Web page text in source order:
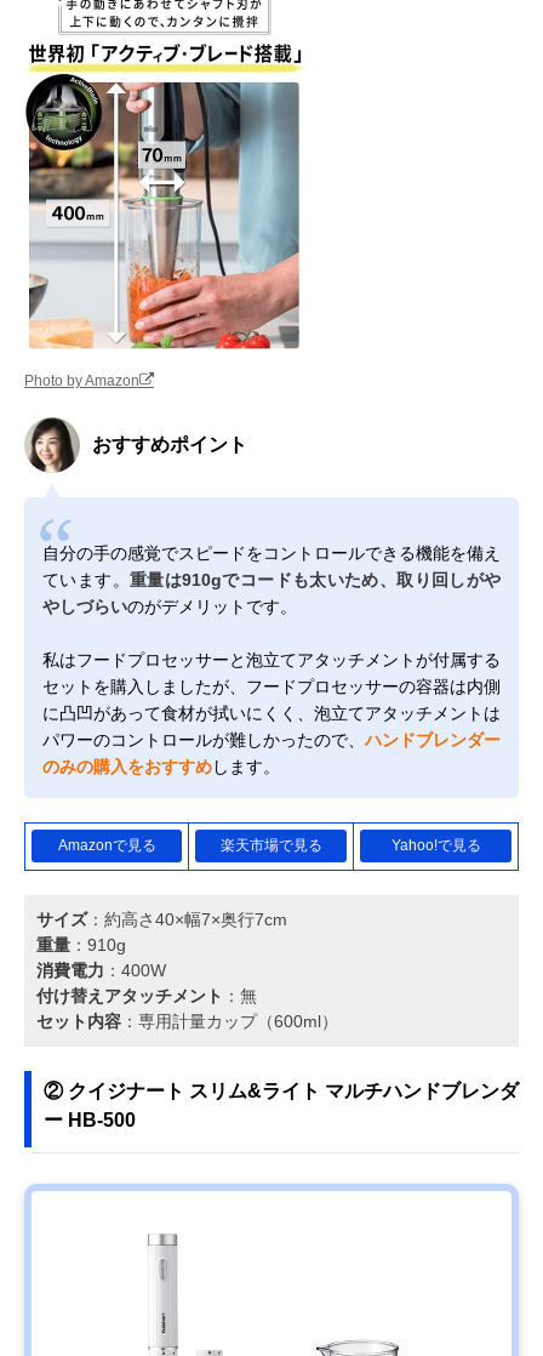
Photo by Amazon
おすすめポイント
自分の手の感覚でスピードをコントロールできる機能を備え
ています。 重量は910gでコードも太いため、取り回しがや
やしづらいのがデメリットです。
私はフードプロセッサーと泡立てアタッチメントが付属する
セットを購入しましたが、フードプロセッサーの容器は内側
に凸凹があって食材が拭いにくく、泡立てアタッチメントは
パワーのコントロールが難しかったので、ハンドブレンダー
のみの購入をおすすめします。
Amazonで見る 楽天市場で見る Yahoo!で見る
サイズ：約高さ40×幅7×奥行7cm
重量 ：910g
消費電力 ：400W
付け替えアタッチメント ：無
セット内容 ：専用計量カップ（600ml）
② クイジナート スリム&ライト マルチハンドブレンダ
ー HB-500